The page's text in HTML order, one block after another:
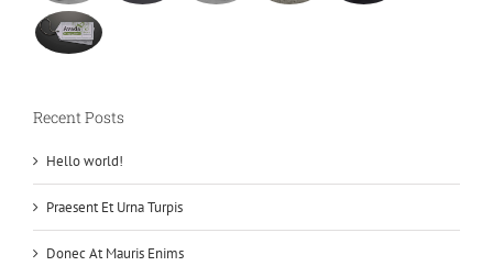
Recent Posts
Hello world!
Praesent Et Urna Turpis
Donec At Mauris Enims